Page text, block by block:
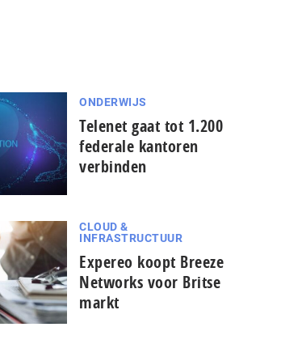
ONDERWIJS
Telenet gaat tot 1.200
federale kantoren
verbinden
CLOUD &
INFRASTRUCTUUR
Expereo koopt Breeze
Networks voor Britse
markt